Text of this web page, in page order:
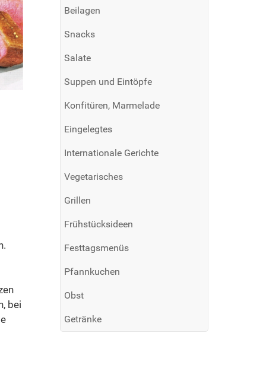
bei
Beilagen
Snacks
Salate
Suppen und Eintöpfe
Konfitüren, Marmelade
Eingelegtes
Internationale Gerichte
Vegetarisches
Grillen
Frühstücksideen
Festtagsmenüs
Pfannkuchen
Obst
Getränke